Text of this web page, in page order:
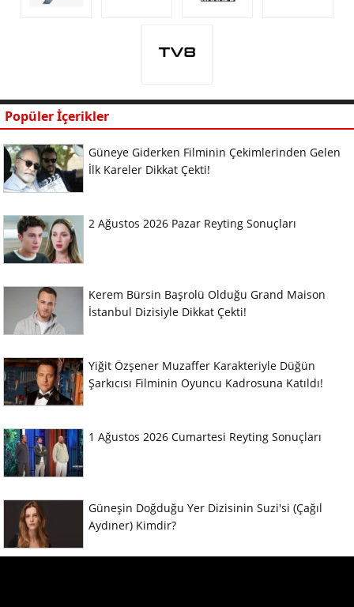
Popüler İçerikler
Güneye Giderken Filminin Çekimlerinden Gelen
İlk Kareler Dikkat Çekti!
2 Ağustos 2026 Pazar Reyting Sonuçları
Kerem Bürsin Başrolü Olduğu Grand Maison
İstanbul Dizisiyle Dikkat Çekti!
Yiğit Özşener Muzaffer Karakteriyle Düğün
Şarkıcısı Filminin Oyuncu Kadrosuna Katıldı!
1 Ağustos 2026 Cumartesi Reyting Sonuçları
Güneşin Doğduğu Yer Dizisinin Suzi'si (Çağıl
Aydıner) Kimdir?